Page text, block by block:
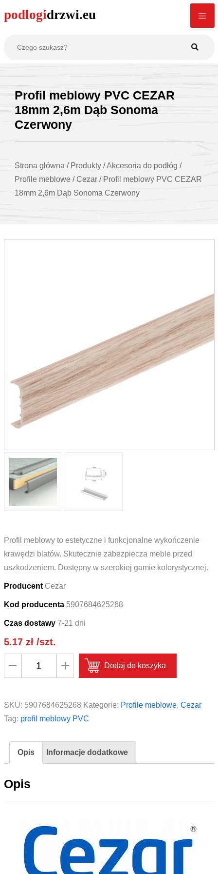
Profil meblowy PVC CEZAR
18mm 2,6m Dąb Sonoma
Czerwony
Strona główna / Produkty /Akcesoria do podłóg /
Profile meblowe / Cezar / Profil meblowy PVC CEZAR
18mm 2,6m Dąb Sonoma Czerwony
Profil meblowy to estetyczne i funkcjonalne wykończenie
krawędzi blatów. Skutecznie zabezpiecza meble przed
uszkodzeniem. Dostępny w szerokiej gamie kolorystycznej.
Producent Cezar
Kod producenta 5907684625268
Czas dostawy 7-21 dni
5.17 zł/szt.
PVC
CEZAR
2,6m
Dąb
Czerwony
Dodaj do koszyka
SKU: 5907684625268 Kategorie: Profile meblowe, Cezar
Tag: profil meblowy PVC
Opis Informacje dodatkowe
Opis